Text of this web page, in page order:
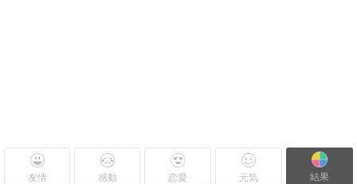
友情 感動 恋愛 元気 結果